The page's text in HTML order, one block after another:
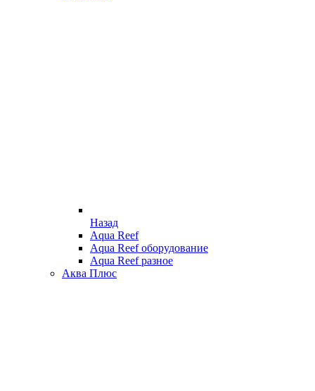
Назад
Aqua Reef
Aqua Reef оборудование
Aqua Reef разное
Аква Плюс